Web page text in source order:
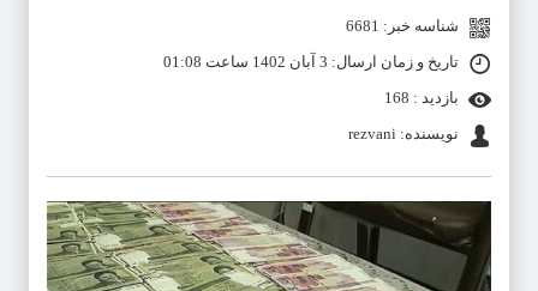
شناسه خبر: 6681
تاریخ و زمان ارسال: 3 آبان 1402 ساعت 01:08
بازدید : 168
نویسنده: rezvani